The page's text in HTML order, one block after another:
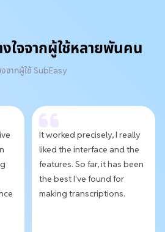
งใจจากผู้ใช้หลายพันคน
งจากผู้ใช้ SubEasy
It worked precisely, I really
liked the interface and the
features. So far, it has been
the best I've found for
making transcriptions.